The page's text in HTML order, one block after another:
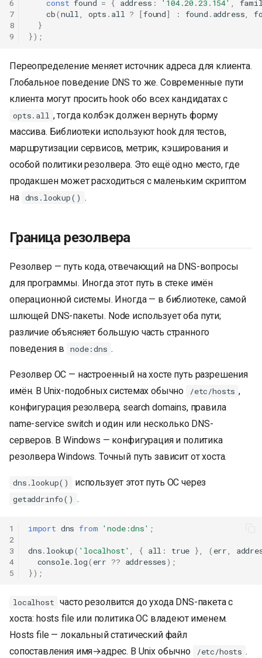
6
7
8
9
const found = { address : '104.20.23.154' ,
cb(null, opts . all ? [found] : found . address,
}
});
Переопределение меняет источник адреса для клиента.
Глобальное поведение DNS то же. Современные пути
клиента могут просить hook обо всех кандидатах с
opts.all , тогда колбэк должен вернуть форму
массива. Библиотеки используют hook для тестов,
маршрутизации сервисов, метрик, кэширования и
особой политики резолвера. Это ещё одно место, где
продакшен может расходиться с маленьким скриптом
на dns.lookup() .
Граница резолвера
Резолвер — путь кода, отвечающий на DNS-вопросы
для программы. Иногда этот путь в стеке имён
операционной системы. Иногда — в библиотеке, самой
шлющей DNS-пакеты. Node использует оба пути;
различие объясняет большую часть странного
поведения в
node:dns .
Резолвер ОС — настроенный на хосте путь разрешения
имён. В Unix-подобных системах обычно
/etc/hosts ,
конфигурация резолвера, search domains, правила
name-service switch и один или несколько DNS-
серверов. В Windows — конфигурация и политика
резолвера Windows. Точный путь зависит от хоста.
dns.lookup() использует этот путь ОС через
getaddrinfo() .
1
2
3
4
5
import dns from 'node:dns' ;
dns. lookup( 'localhost' , { all : true }, ( err,
console. log( err ?? addresses);
});
localhost часто резолвится до ухода DNS-пакета с
хоста: hosts file или политика ОС владеют именем.
Hosts file — локальный статический файл
сопоставления имя→адрес. В Unix обычно
/etc/hosts .